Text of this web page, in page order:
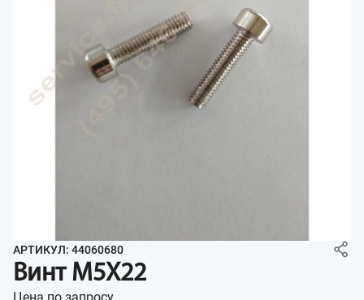
АРТИКУЛ: 44060680
Винт M5X22